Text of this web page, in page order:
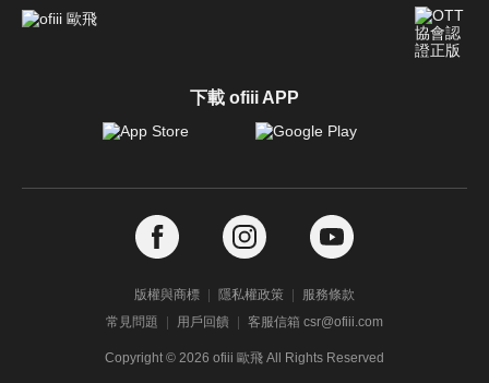
下載 ofiii APP
版權與商標 隱私權政策
服務條款
常見問題
用戶回饋 客服信箱 csr@ofiii.com
Copyright © 2026 ofiii 歐飛 All Rights Reserved